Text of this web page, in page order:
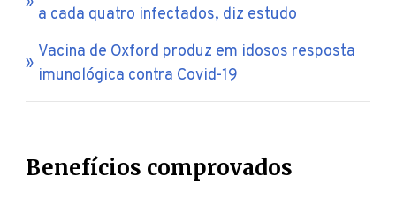
a cada quatro infectados, diz estudo
Vacina de Oxford produz em idosos resposta
imunológica contra Covid-19
Benefícios comprovados